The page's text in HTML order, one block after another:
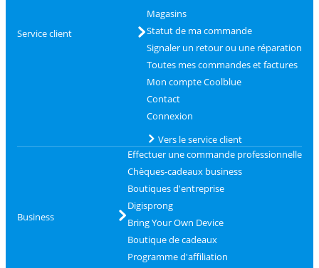
Service client
Magasins
Statut de ma commande
Signaler un retour ou une réparation
Toutes mes commandes et factures
Mon compte Coolblue
Contact
Connexion
Vers le service client
Business
Effectuer une commande professionnelle
Chèques-cadeaux business
Boutiques d'entreprise
Digisprong
Bring Your Own Device
Boutique de cadeaux
Programme d'affiliation